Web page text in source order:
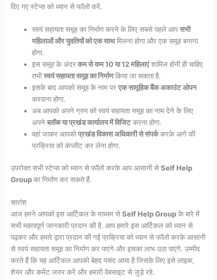
दिए गए स्टेप्स को ध्यान से फॉलो करें.
स्वयं सहायता समूह का निर्माण करने के लिए सबसे पहले आपसभी
महिलाओं और युवतियों को एक साथमिलना होगा और एक समूह बनाना
होगा.
इस समूह के अंदरकम से कम 10 या 12 महिलाएंशामिल होनी ही चाहिए
तभीस्वयं सहायता समूह का निर्माणकिया जा सकता है.
इसके बाद आपको समूह के नाम परएक सामूहिक बैंक अकाउंट ओपन
करवाना होगा.
अब आपको अपने ग्रुप को स्वयं सहायता समूह का नाम देने के लिए
अपनेब्लॉक या प्रखंड कार्यालय में विजिटकरना होगा.
वहां जाकर आपकोप्रखंड विकास अधिकारी से संपर्ककरके आगे की
प्रक्रिया को कंप्लीट कर लेना होगा.
उपरोक्त सभी स्टेप्स को ध्यान से फॉलो करके आप आसानी सेSelf Help
Groupका निर्माण कर सकते हैं.
सारांश
आज हमने आपको इस आर्टिकल के माध्यम सेSelf Help Group के बारे में
सभी महत्वपूर्ण जानकारी प्रदान की है. आप हमारे इस आर्टिकल को ध्यान से
पढ़कर और हमारे द्वारा प्रदान की गई प्रक्रिया को ध्यान से फॉलो करके आसानी
से स्वयं सहायता समूह का निर्माण कर पाएंगे और इसका लाभ उठा पाएंगे. उम्मीद
करते हैं कि यह आर्टिकल आपको बेहद पसंद आया है जिसके लिए इसे लाइक,
शेयर और कमेंट जरुर करें और हमारी वेबसाइट से जुड़े रहे.